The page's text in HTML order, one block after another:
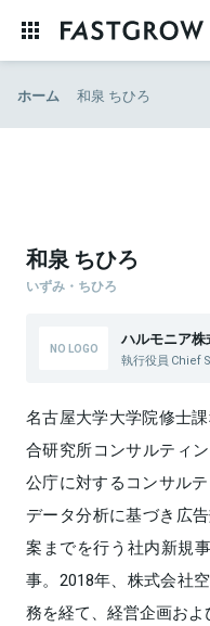
ホーム 和泉 ちひろ
和泉 ちひろ
いずみ・ちひろ
ハルモニア株
執行役員 Chief
名古屋大学大学院修士
合研究所コンサルティ
公庁に対するコンサル
データ分析に基づき広
案までを行う社内新規
事。2018年、株式会社
務を経て、経営企画およ